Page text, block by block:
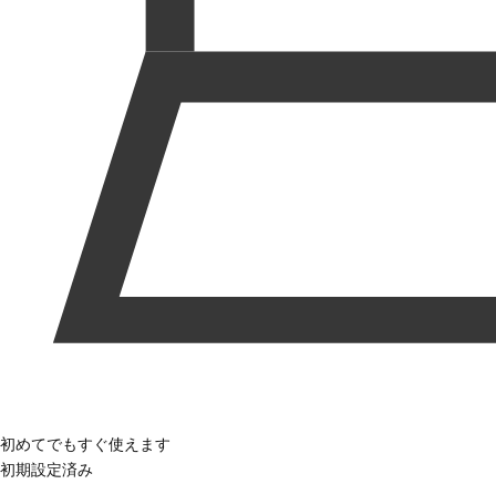
初めてでもすぐ使えます
初期設定済み